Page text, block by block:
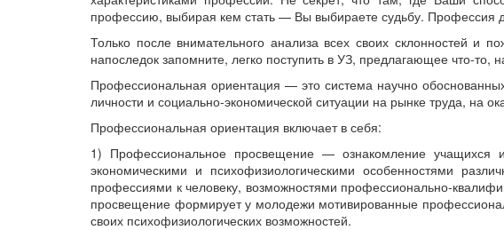
профессию, выбирая кем стать — Вы выбираете судьбу. Профессия
Только после внимательного анализа всех своих склонностей и
напоследок запомните, легко поступить в УЗ, предлагающее что-
Профессиональная ориентация — это система научно
личности и социально-экономической ситуации на рынке труда, на
Профессиональная ориентация включает в себя:
1) Профессиональное просвещение — ознакомление учащихся
экономическими и психофизиологическими особенностями
профессиями к человеку, возможностями профессионально-
просвещение формирует у молодежи мотивированные
своих психофизиологических возможностей.